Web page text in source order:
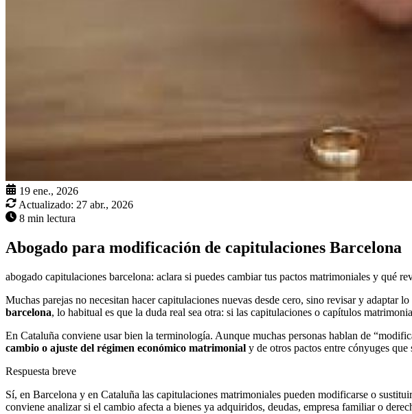
19 ene., 2026
Actualizado: 27 abr., 2026
8 min lectura
Abogado para modificación de capitulaciones Barcelona
abogado capitulaciones barcelona: aclara si puedes cambiar tus pactos matrimoniales y qué
Muchas parejas no necesitan hacer capitulaciones nuevas desde cero, sino revisar y adaptar
barcelona, lo habitual es que la duda real sea otra: si las capitulaciones o capítulos
En Cataluña conviene usar bien la terminología. Aunque muchas personas hablan de
cambio o ajuste del régimen económico matrimonial y de otros pactos entre cónyuges
Respuesta breve
Sí, en Barcelona y en Cataluña las capitulaciones matrimoniales pueden modificarse o
conviene analizar si el cambio afecta a bienes ya adquiridos, deudas, empresa familiar o